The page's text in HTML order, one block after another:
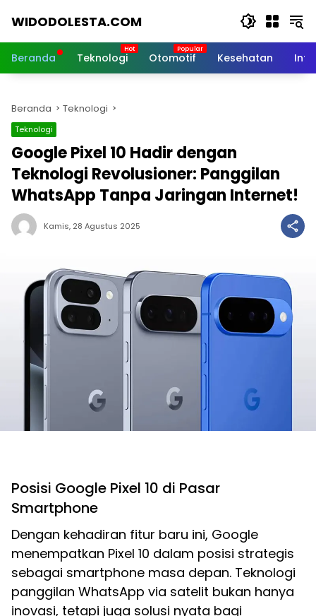
WIDODOLESTA.COM
dan
Terkini
Beranda Teknologi Otomotif Kesehatan
Beranda Teknologi
Teknologi
Google Pixel 10 Hadir dengan
Teknologi Revolusioner: Panggilan
WhatsApp Tanpa Jaringan Internet!
Kamis, 28 Agustus 2025
Posisi Google Pixel 10 di Pasar
Smartphone
Dengan kehadiran fitur baru ini, Google
menempatkan Pixel 10 dalam posisi strategis
sebagai smartphone masa depan. Teknologi
panggilan WhatsApp via satelit bukan hanya
inovasi, tetapi juga solusi nyata bagi